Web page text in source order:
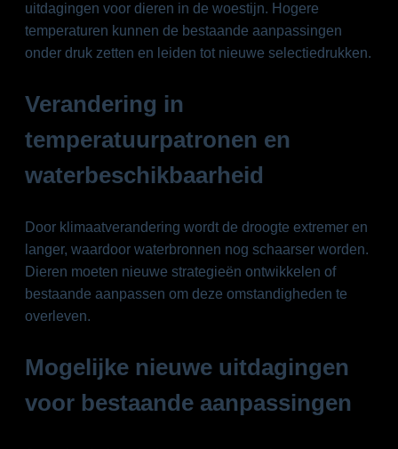
uitdagingen voor dieren in de woestijn. Hogere
temperaturen kunnen de bestaande aanpassingen
onder druk zetten en leiden tot nieuwe selectiedrukken.
Verandering in
temperatuurpatronen en
waterbeschikbaarheid
Door klimaatverandering wordt de droogte extremer en
langer, waardoor waterbronnen nog schaarser worden.
Dieren moeten nieuwe strategieën ontwikkelen of
bestaande aanpassen om deze omstandigheden te
overleven.
Mogelijke nieuwe uitdagingen
voor bestaande aanpassingen